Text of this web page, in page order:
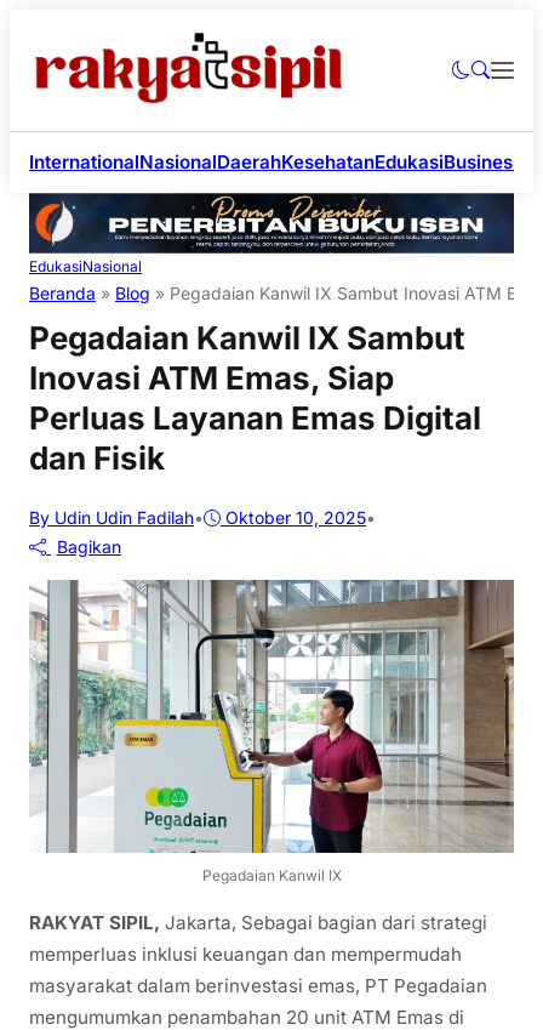
InternationalNasionalDaerahKesehatanEdukasiBusiness
EdukasiNasional
Beranda » Blog » Pegadaian Kanwil IX Sambut Inovasi ATM
Pegadaian Kanwil IX Sambut
Inovasi ATM Emas, Siap
Perluas Layanan Emas Digital
dan Fisik
By Udin Udin Fadilah• Oktober 10, 2025•
Bagikan
Pegadaian Kanwil IX
RAKYAT SIPIL, Jakarta, Sebagai bagian dari strategi
memperluas inklusi keuangan dan mempermudah
masyarakat dalam berinvestasi emas, PT Pegadaian
mengumumkan penambahan 20 unit ATM Emas di